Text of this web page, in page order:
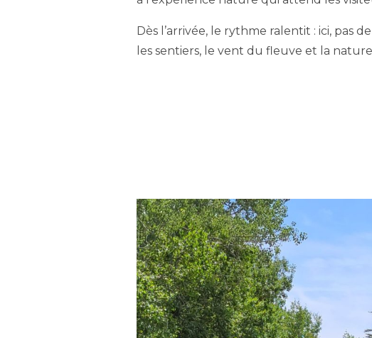
Dès l’arrivée, le rythme ralentit : ici, pas
les sentiers, le vent du fleuve et la